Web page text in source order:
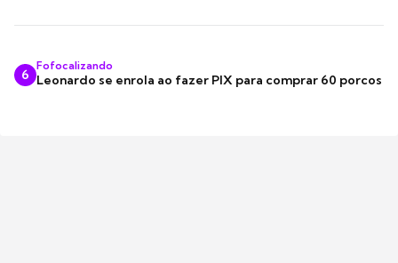
6
Fofocalizando
Leonardo se enrola ao fazer PIX para comprar 60 porcos